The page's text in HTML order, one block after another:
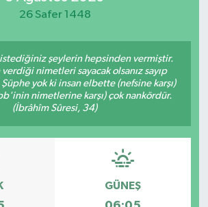
26 Safer 1448
istediğiniz şeylerin hepsinden vermiştir.
nimetleri sayacak olsanız sayıp
yok ki insan elbette (nefsine karşı)
nimetlerine karşı) çok nankördür.
(İbrâhîm Sûresi, 34)
GÜNEŞ